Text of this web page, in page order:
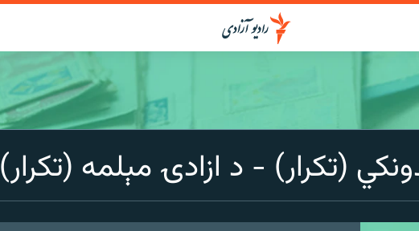
(تکرار) - د ازادۍ مېلمه (تکرار)